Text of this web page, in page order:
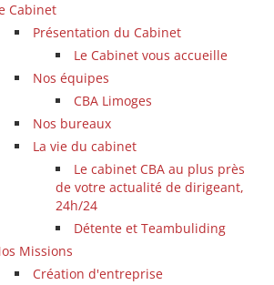
Cabinet
Présentation du Cabinet
Le Cabinet vous accueille
Nos équipes
CBA Limoges
Nos bureaux
La vie du cabinet
Le cabinet CBA au plus près
de votre actualité de dirigeant,
24h/24
Détente et Teambuliding
Missions
Création d'entreprise